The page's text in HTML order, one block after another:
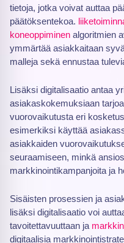
tietoja, jotka voivat auttaa
päätöksentekoa.
koneoppiminen algoritmien
ymmärtää asiakkaitaan
malleja sekä ennustaa
Lisäksi digitalisaatio antaa
asiakaskokemuksiaan
vuorovaikutusta eri
esimerkiksi käyttää
asiakkaiden
seuraamiseen, minkä
markkinointikampanjoita ja
Sisäisten prosessien ja
lisäksi digitalisaatio voi
tavoitettavuuttaan ja
digitaalisia